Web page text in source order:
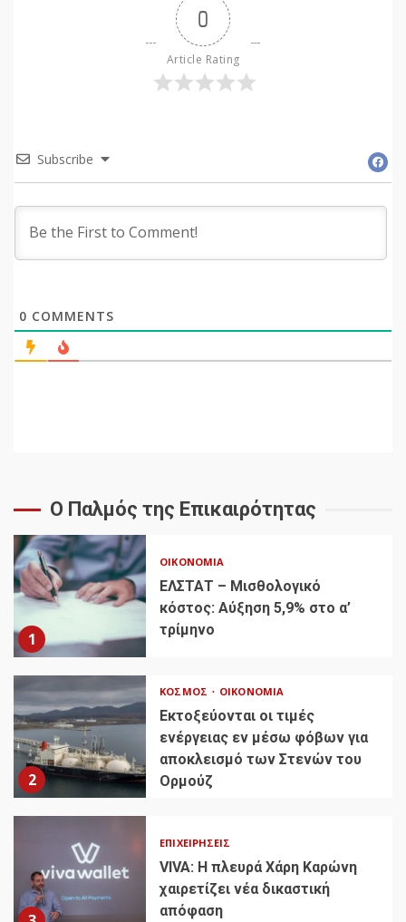
0
Article Rating
Subscribe
0 COMMENTS
Ο Παλμός της Επικαιρότητας
1
ΟΙΚΟΝΟΜΊΑ
ΕΛΣΤΑΤ – Μισθολογικό
κόστος: Αύξηση 5,9% στο α’
τρίμηνο
2
ΚΌΣΜΟΣ ΟΙΚΟΝΟΜΊΑ
Εκτοξεύονται οι τιμές
ενέργειας εν μέσω φόβων για
αποκλεισμό των Στενών του
Ορμούζ
ΕΠΙΧΕΙΡΉΣΕΙΣ
VIVA: Η πλευρά Χάρη Καρώνη
χαιρετίζει νέα δικαστική
απόφαση